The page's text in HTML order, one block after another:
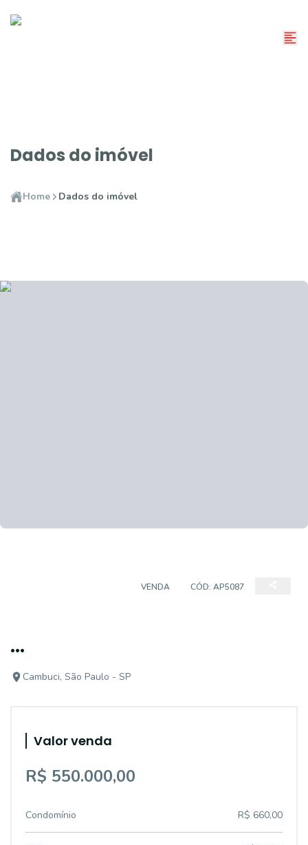
Dados do imóvel
Home Dados do imóvel
VENDA CÓD: AP5087
...
Cambuci, São Paulo - SP
Valor venda
R$ 550.000,00
Condomínio R$ 660,00